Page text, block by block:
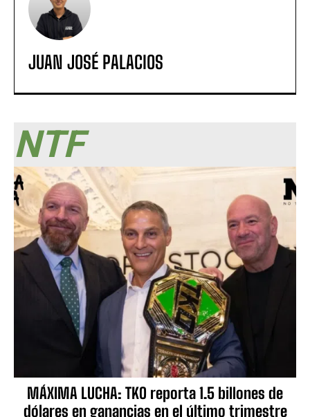
JUAN JOSÉ PALACIOS
NTF
MÁXIMA LUCHA: TKO reporta 1.5 billones de
dólares en ganancias en el último trimestre